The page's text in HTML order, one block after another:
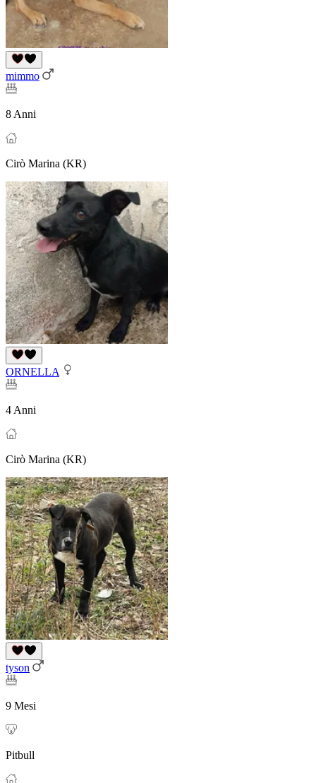
mimmo
8 Anni
Cirò Marina (KR)
ORNELLA
4 Anni
Cirò Marina (KR)
tyson
9 Mesi
Pitbull